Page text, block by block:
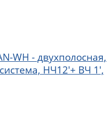
WH - двухполосная,
НЧ12'+ ВЧ 1',